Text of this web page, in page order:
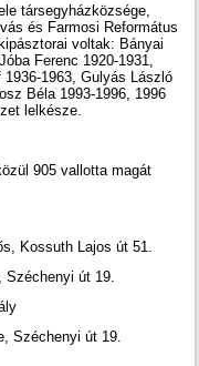
társegyházközsége,
és Farmosi Református
voltak: Bányai
Ferenc 1920-1931,
1963, Gulyás László
Béla 1993-1996, 1996
lelkésze.
905 vallotta magát
Lajos út 51.
út 19.
út 19.